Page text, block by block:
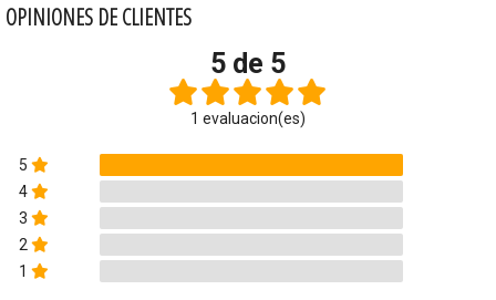
OPINIONES DE CLIENTES
5 de 5
1 evaluacion(es)
5
4
3
2
1